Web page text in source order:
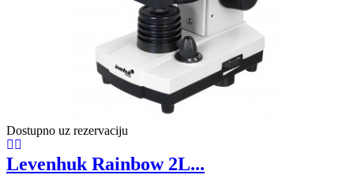
Dostupno uz rezervaciju
Levenhuk Rainbow 2L...